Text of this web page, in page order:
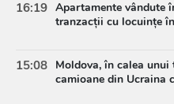
16:19 Apartamente vândute
tranzacții cu locuințe
15:08 Moldova, în calea
camioane din Ucraina